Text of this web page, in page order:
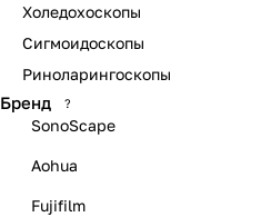
Холедохоскопы
Сигмоидоскопы
Риноларингоскопы
Бренд ?
SonoScape
Aohua
Fujifilm